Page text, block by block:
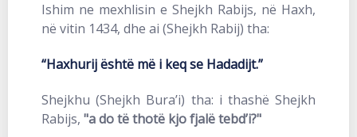
Ishim ne mexhlisin e Shejkh Rabijs, në Haxh,
në vitin 1434, dhe ai (Shejkh Rabij) tha:
“Haxhurij është më i keq se Hadadijt.”
Shejkhu (Shejkh Bura’i) tha: i thashë Shejkh
Rabijs, "a do të thotë kjo fjalë tebd’i?"